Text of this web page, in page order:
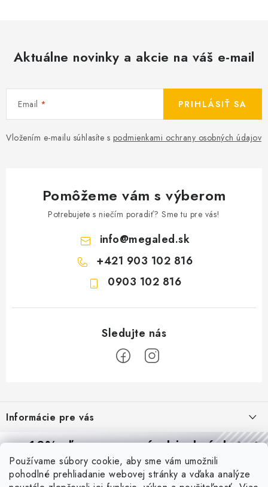
Používame súbory cookie, aby sme vám umožnili
pohodlné prehliadanie webovej stránky a vďaka analýze
Aktuálne novinky a akcie na váš e-mail
Email
Vložením e-mailu súhlasíte s podmienkami ochrany osobných údajov
PRIHLÁSIŤ SA
Pomôžeme vám s výberom
Potrebujete s niečím poradiť? Sme tu pre vás!
info@megaled.sk
+421 903 102 816
0903 102 816
p
ä
Informácie pre vás
Reklamácie a formulár na odstúpenie od zmluvy
Obchodné podmienky
Blog
10% zľavana prvú objednávku
Prihláste sa azískajtezľavu aj praktické tipy,vďaka ktorým
budete svietiť lepšie a platiť menej.